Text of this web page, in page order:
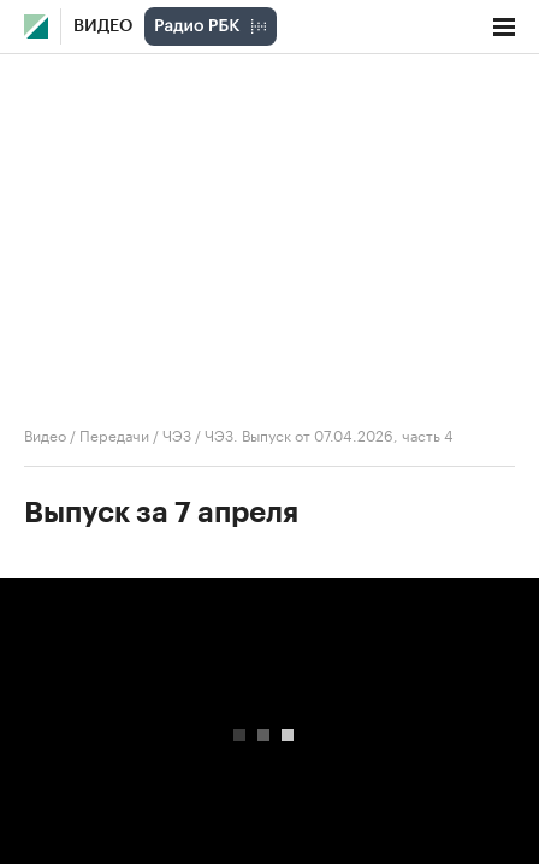
ВИДЕО
Видео / Передачи /ЧЭЗ /ЧЭЗ. Выпуск от 07.04.2026, часть 4
Выпуск за 7 апреля